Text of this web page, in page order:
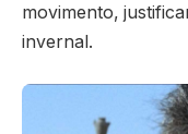
movimento,
invernal.